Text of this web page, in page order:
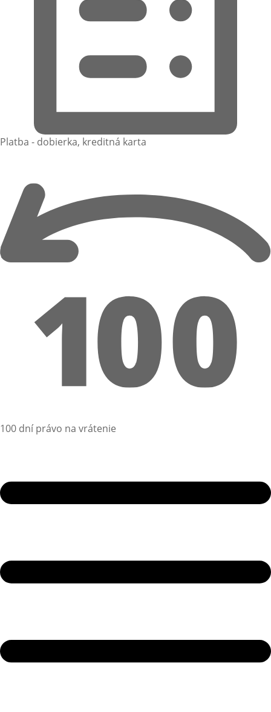
Platba - dobierka, kreditná karta
100 dní právo na vrátenie